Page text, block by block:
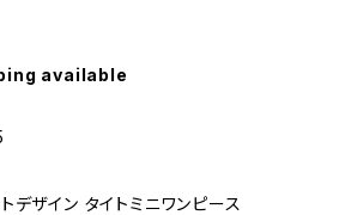
available
デザイン タイトミニワンピース